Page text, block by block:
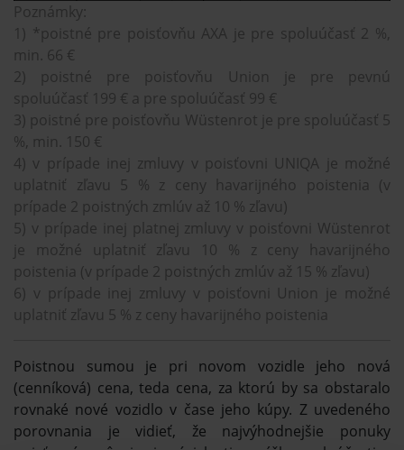
Poznámky:
1) *poistné pre poisťovňu AXA je pre spoluúčasť 2 %,
min. 66 €
2) poistné pre poisťovňu Union je pre pevnú
spoluúčasť 199 € a pre spoluúčasť 99 €
3) poistné pre poisťovňu Wüstenrot je pre spoluúčasť 5
%, min. 150 €
4) v prípade inej zmluvy v poisťovni UNIQA je možné
uplatniť zľavu 5 % z ceny havarijného poistenia (v
prípade 2 poistných zmlúv až 10 % zľavu)
5) v prípade inej platnej zmluvy v poisťovni Wüstenrot
je možné uplatniť zľavu 10 % z ceny havarijného
poistenia (v prípade 2 poistných zmlúv až 15 % zľavu)
6) v prípade inej zmluvy v poisťovni Union je možné
uplatniť zľavu 5 % z ceny havarijného poistenia
Poistnou sumou je pri novom vozidle jeho nová
(cenníková) cena, teda cena, za ktorú by sa obstaralo
rovnaké nové vozidlo v čase jeho kúpy. Z uvedeného
porovnania je vidieť, že najvýhodnejšie ponuky